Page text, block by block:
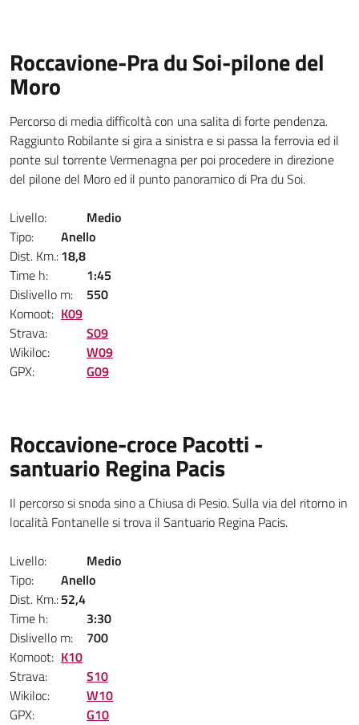
Roccavione-Pra du Soi-pilone del
Moro
Percorso di media difficoltà con una salita di forte pendenza.
Raggiunto Robilante si gira a sinistra e si passa la ferrovia ed il
ponte sul torrente Vermenagna per poi procedere in direzione
del pilone del Moro ed il punto panoramico di Pra du Soi.
Livello:
Medio
Tipo:
Anello
Dist. Km.:18,8
Time h:
1:45
Dislivello m:
550
Komoot: K09
Strava:
S09
Wikiloc:
W09
GPX:
G09
Roccavione-croce Pacotti -
santuario Regina Pacis
Il percorso si snoda sino a Chiusa di Pesio. Sulla via del ritorno in
località Fontanelle si trova il Santuario Regina Pacis.
Livello:
Medio
Tipo:
Anello
Dist. Km.:52,4
Time h:
3:30
Dislivello m:
700
Komoot: K10
Strava:
S10
Wikiloc:
W10
GPX:
G10